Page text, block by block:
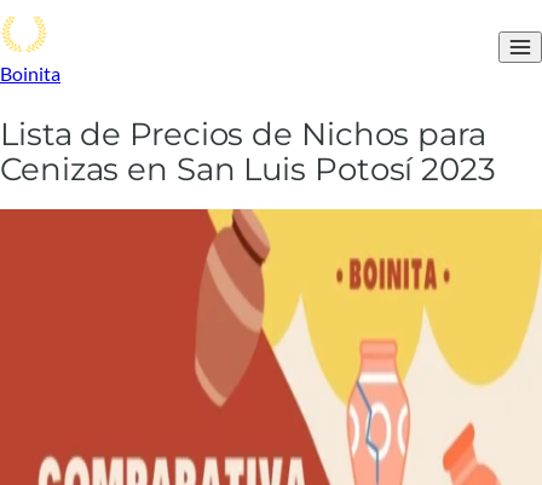
Boinita
Lista de Precios de Nichos para
Cenizas en San Luis Potosí 2023